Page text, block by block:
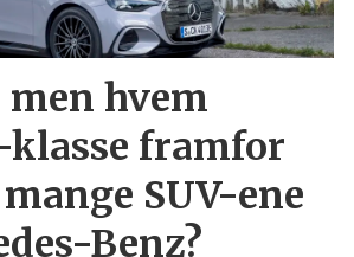
hvem
klasse framfor
SUV-ene
Benz?